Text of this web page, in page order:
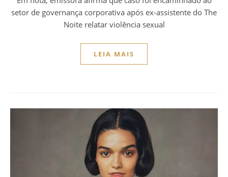
setor de governança corporativa após ex-assistente do The
Noite relatar violência sexual
LEIA MAIS